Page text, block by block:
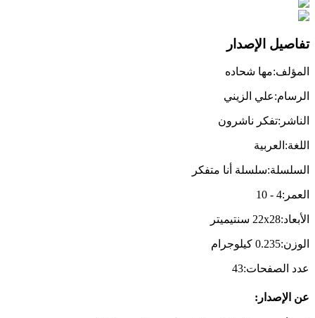
تفاصيل الإصدار
المؤلف:مها شحاده
الرسام:علي الزيني
الناشر :تفكر ناشرون
اللغة: العربية
السلسلة:سلسلة أنا متفكر
العمر :
4
-
10
الأبعاد:
22x28 سنتيميتر
الوزن:
0.235 كيلوجرام
عدد الصفحات:
43
عن الإصدار :